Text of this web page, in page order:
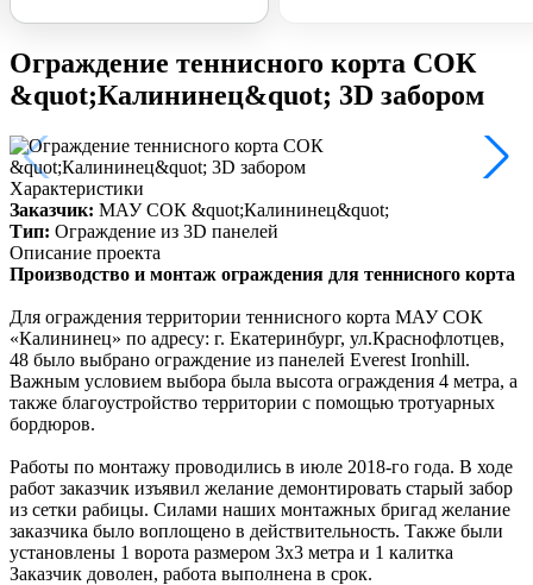
Ограждение теннисного корта СОК
&quot;Калининец&quot; 3D забором
Характеристики
Заказчик: МАУ СОК &quot;Калининец&quot;
Тип: Ограждение из 3D панелей
Описание проекта
Производство и монтаж ограждения для теннисного корта
Для ограждения территории теннисного корта МАУ СОК
«Калининец» по адресу: г. Екатеринбург, ул.Краснофлотцев,
48 было выбрано ограждение из панелей Everest Ironhill.
Важным условием выбора была высота ограждения 4 метра, а
также благоустройство территории с помощью тротуарных
бордюров.
Работы по монтажу проводились в июле 2018-го года. В ходе
работ заказчик изъявил желание демонтировать старый забор
из сетки рабицы. Силами наших монтажных бригад желание
заказчика было воплощено в действительность. Также были
установлены 1 ворота размером 3х3 метра и 1 калитка
Заказчик доволен, работа выполнена в срок.